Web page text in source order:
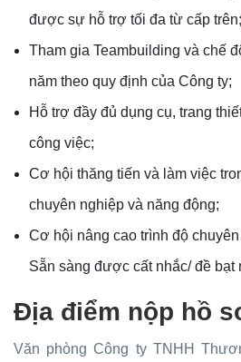
được sự hỗ trợ tối đa từ cấp trên;
Tham gia Teambuilding và chế
năm theo quy định của Công ty;
Hỗ trợ đầy đủ dụng cụ, trang
công việc;
Cơ hội thăng tiến và làm việc
chuyên nghiệp và năng động;
Cơ hội nâng cao trình độ
Sẵn sàng được cất nhắc/ đề bạt
Địa điểm nộp hồ
Văn phòng Công ty TNHH